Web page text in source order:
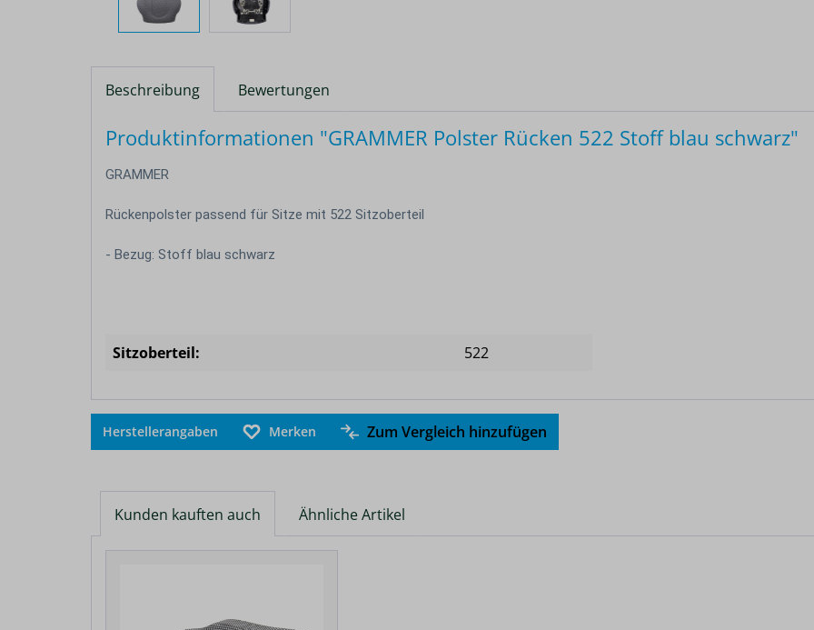
Beschreibung Bewertungen
Produktinformationen "GRAMMER Polster Rücken 522 Stoff blau schwarz"
GRAMMER
Rückenpolster passend für Sitze mit 522 Sitzoberteil
- Bezug: Stoff blau schwarz
Sitzoberteil: 522
Herstellerangaben Merken Zum Vergleich hinzufügen
Kunden kauften auch Ähnliche Artikel